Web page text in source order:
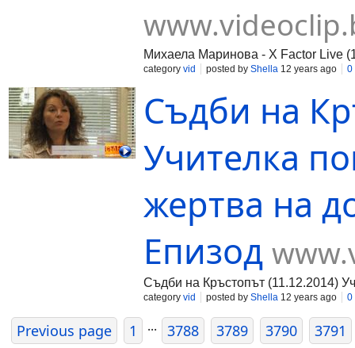
Михаела Маринова - X Factor Live
category vid posted by Shella 12 years ago 0
Съдби на
Учителка
жертва на
Епизод
Съдби на Кръстопът (11.12.2014)
category vid posted by Shella 12 years ago 0
Previous page 1 ... 3788 3789 3790 3791